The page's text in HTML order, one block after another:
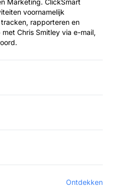
voornamelijk
rapporteren en
Chris Smitley via e-mail,
Ontdekken